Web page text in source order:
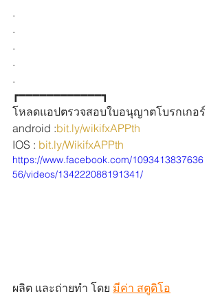
.
.
.
.
.
┏━━━━━━━━━━━━┓
โหลดแอปตรวจสอบใบอนุญาตโบรกเกอร์
android :bit.ly/wikifxAPPth
IOS : bit.ly/WikifxAPPth
https://www.facebook.com/1093413837636
56/videos/134222088191341/
ผลิต และถ่ายทำ โดย มีค่า สตูดิโอ